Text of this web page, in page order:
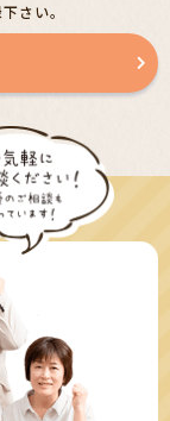
さい。